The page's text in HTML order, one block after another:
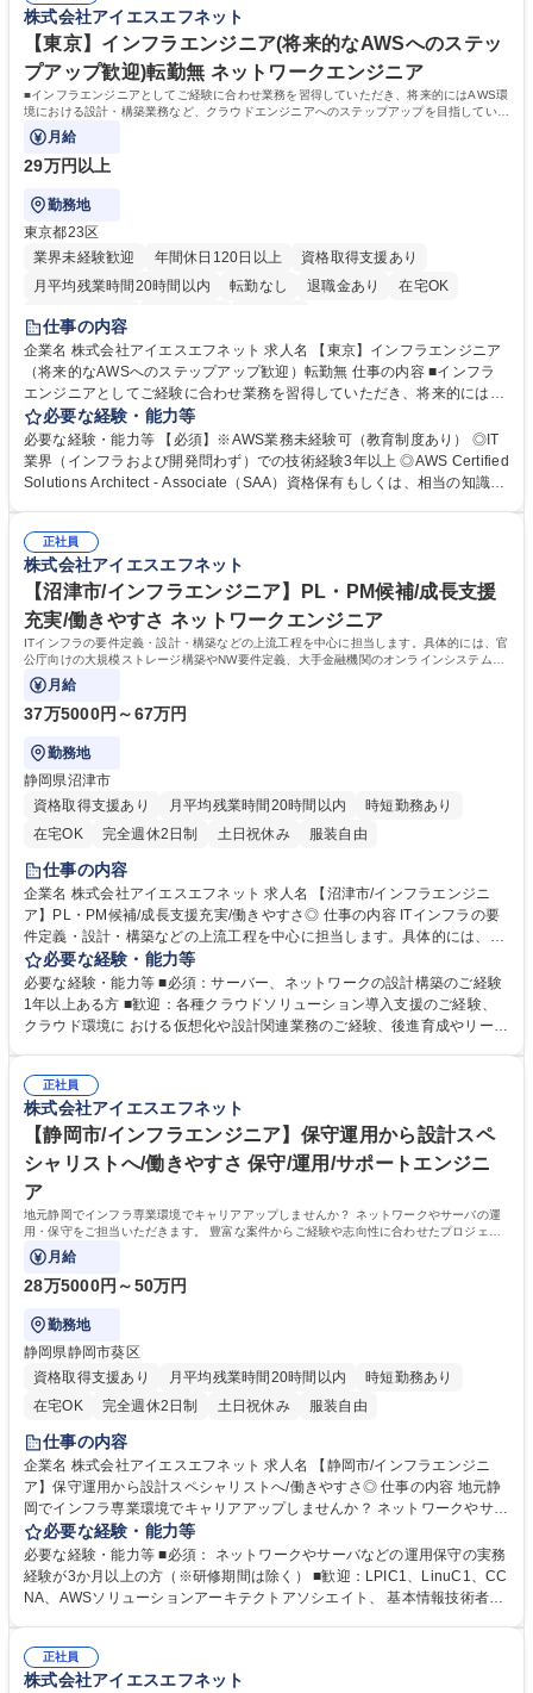
います。クライアントは、国内外大手メーカー、金融機関、情報通信、商
社、官公庁など上場企業を中心に常時600社を超えています。 学歴・資格
学歴：大学院 大学 高専 短大 専修学校 高校 語学力： 資格：
株式会社アイエスエフネット
【東京】インフラエンジニア(将来的なAWSへのステッ
プアップ歓迎)転勤無 ネットワークエンジニア
■インフラエンジニアとしてご経験に合わせ業務を習得していただき、将来的にはAWS環
境における設計・構築業務など、クラウドエンジニアへのステップアップを目指していた
だきます。
月給
29万円以上
勤務地
東京都23区
業界未経験歓迎
年間休日120日以上
資格取得支援あり
月平均残業時間20時間以内
転勤なし 退職金あり
在宅OK
完全週休2日制
仕事の内容
企業名 株式会社アイエスエフネット 求人名 【東京】インフラエンジニア
（将来的なAWSへのステップアップ歓迎）転勤無 仕事の内容 ■インフラ
エンジニアとしてご経験に合わせ業務を習得していただき、将来的にはA
WS環境における設計・構築業務など、クラウドエンジニアへのステップ
アップを目指していただきます。 【具体的には】■ネットワーク・サーバ
ーの運用、保守、テクニカルサポート■クラウド移行を見据えたインフラ
構築業務（将来的にお任せしたい業務）AWS環境におけるシステム移行、
テム子会社など、大手企業を含む多様な顧客を抱えております。 募集職種
【東京】インフラエンジニア（将来的なAWSへのステップアップ歓迎）転
勤無
必要な経験・能力等
必要な経験・能力等 【必須】※AWS業務未経験可（教育制度あり） ◎IT
業界（インフラおよび開発問わず）での技術経験3年以上 ◎AWS Certified
Solutions Architect - Associate（SAA）資格保有もしくは、相当の知識保
経験可能です。また、ご経験に応じて、将来的にはコンサルタントやエン
ジニアスペシャリストなどキャリアアップ可能な環境です。AWS・Azur
e・GCPなどマルチクラウド環境を検証できる環境も準備し、新しい技術
への挑戦したいエンジニアがチャレンジできる環境を用意しております。
学歴・資格 学歴：大学院 大学 高専 短大 専修学校 高校 語学力： 資格：
正社員
株式会社アイエスエフネット
【沼津市/インフラエンジニア】PL・PM候補/成長支援
充実/働きやすさ ネットワークエンジニア
ITインフラの要件定義・設計・構築などの上流工程を中心に担当します。具体的には、官
公庁向けの大規模ストレージ構築やNW要件定義、大手金融機関のオンラインシステム運
用保守などに参画していただきます。
月給
37万5000円～67万円
勤務地
静岡県沼津市
資格取得支援あり
月平均残業時間20時間以内
時短勤務あり
在宅OK
完全週休2日制 土日祝休み 服装自由
仕事の内容
企業名 株式会社アイエスエフネット 求人名 【沼津市/インフラエンジニ
ア】PL・PM候補/成長支援充実/働きやすさ◎ 仕事の内容 ITインフラの要
件定義・設計・構築などの上流工程を中心に担当します。具体的には、官
公庁向けの大規模ストレージ構築やNW要件定義、大手金融機関のオンラ
インシステム運用保守などに参画していただきます。 基本設計・詳細設計
からベンダコントロール、セキュリティ対策提案、 テスト、新旧切替作業
まで幅広い業務を通じて、まずはインフラの スペシャリストとして確固た
プアップできる環境です。 募集職種 【沼津市/インフラエンジニア】PL・
PM候補/成長支援充実/働きやすさ◎
必要な経験・能力等
必要な経験・能力等 ■必須：サーバー、ネットワークの設計構築のご経験
1年以上ある方 ■歓迎：各種クラウドソリューション導入支援のご経験、
クラウド環境に おける仮想化や設計関連業務のご経験、後進育成やリーダ
3）を展開しています。 ・グループで100以上のプロジェクトが稼働して
います。クライアントは、 国内外大手メーカー、金融機関、情報通信、商
社、官公庁など上場企業を中心に常時600社を超えています。 学歴・資格
学歴：大学院 大学 高専 短大 専修学校 高校 語学力： 資格：
正社員
株式会社アイエスエフネット
【静岡市/インフラエンジニア】保守運用から設計スペ
シャリストへ/働きやすさ 保守/運用/サポートエンジニ
ア
地元静岡でインフラ専業環境でキャリアアップしませんか？ ネットワークやサーバの運
用・保守をご担当いただきます。 豊富な案件からご経験や志向性に合わせたプロジェク
トへアサインします。
月給
28万5000円～50万円
勤務地
静岡県静岡市葵区
資格取得支援あり
月平均残業時間20時間以内
時短勤務あり
在宅OK
完全週休2日制 土日祝休み 服装自由
仕事の内容
企業名 株式会社アイエスエフネット 求人名 【静岡市/インフラエンジニ
ア】保守運用から設計スペシャリストへ/働きやすさ◎ 仕事の内容 地元静
岡でインフラ専業環境でキャリアアップしませんか？ ネットワークやサー
バの運用・保守をご担当いただきます。 豊富な案件からご経験や志向性に
合わせたプロジェクトへアサインします。 【プロジェクト例】 ・SaaS型
監視サービスやWindowsサーバの維持運用 ・某銀行の勘定系システムの
維持保守（JP1/AJS等） ・AWSクラウド環境の運用保守 契約単価の最大6
スペシャリストへ/働きやすさ◎
必要な経験・能力等
必要な経験・能力等 ■必須： ネットワークやサーバなどの運用保守の実務
経験が3か月以上の方（※研修期間は除く） ■歓迎：LPIC1、LinuC1、CC
NA、AWSソリューションアーキテクトアソシエイト、 基本情報技術者試
3社で30拠点（国内26海外3）を展開しています。 ・グループで100以上
のプロジェクトが稼働しています。クライアントは、 国内外大手メーカ
正社員
株式会社アイエスエフネット